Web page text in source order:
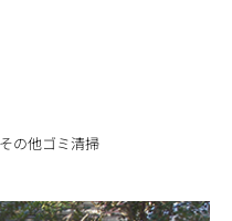
の他ゴミ清掃